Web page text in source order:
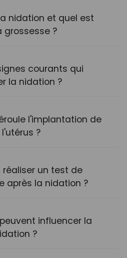
nidation et quel est
grossesse ?
courants qui
la nidation ?
l'implantation de
?
un test de
après la nidation ?
influencer la
?